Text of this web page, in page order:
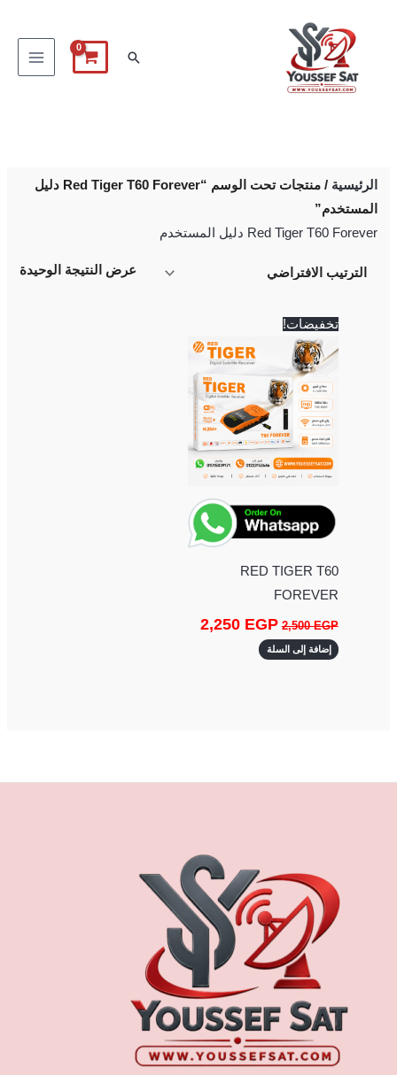
البحث
الرئيسية
/ منتجات تحت الوسم “Red Tiger T60 Forever دليل
المستخدم”
Red Tiger T60 Forever دليل المستخدم
عرض النتيجة الوحيدة
تخفيضات!
RED TIGER T60
FOREVER
2,500EGP
2,500 EGP.
2,250 EGP
هو:
إضافة إلى السلة